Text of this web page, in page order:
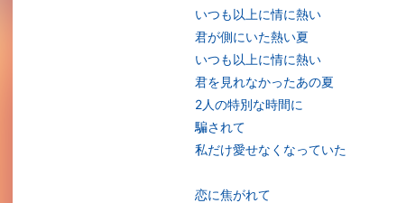
いつも以上に情に熱い
君が側にいた熱い夏
いつも以上に情に熱い
君を見れなかったあの夏
2人の特別な時間に
騙されて
私だけ愛せなくなっていた
恋に焦がれて